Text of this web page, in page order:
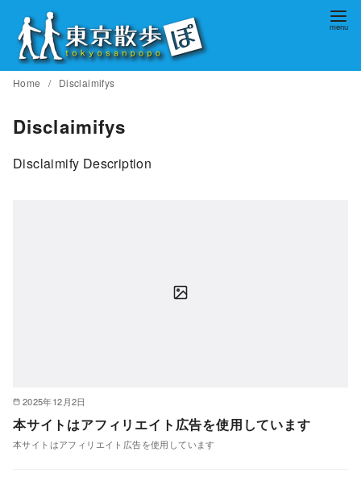
ンHome Disclaimifys
Disclaimifys
Disclaimify Description
2025年12月2日
本サイトはアフィリエイト広告を使用しています
本サイトはアフィリエイト広告を使用しています